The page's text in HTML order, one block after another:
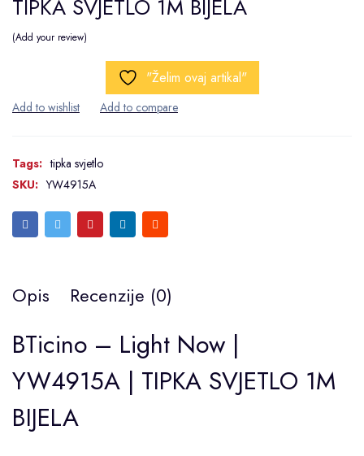
TIPKA SVJETLO 1M BIJELA
Add your review
"Želim ovaj artikal"
Tags: tipka svjetlo
SKU: YW4915A
Opis Recenzije (0)
BTicino – Light Now |
YW4915A | TIPKA SVJETLO 1M
BIJELA